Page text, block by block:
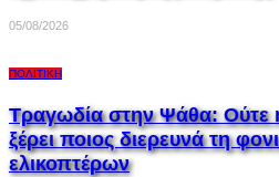
05/08/2026
ΠΟΛΙΤΙΚΉ
Τραγωδία στην Ψάθα: Ούτε
ξέρει ποιος διερευνά τη
ελικοπτέρων